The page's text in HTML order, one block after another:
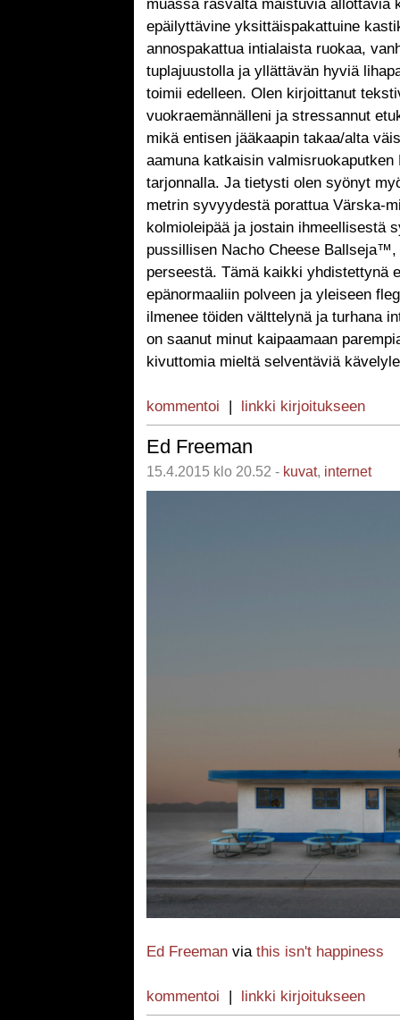
muassa rasvalta maistuvia ällöttäviä
epäilyttävine yksittäispakattuine
annospakattua intialaista ruokaa,
tuplajuustolla ja yllättävän hyviä
toimii edelleen. Olen kirjoittanut
vuokraemännälleni ja stressannut
mikä entisen jääkaapin takaa/alta
aamuna katkaisin
tarjonnalla. Ja tietysti olen syönyt
metrin syvyydestä porattua Värska-
kolmioleipää ja jostain ihmeellisestä
pussillisen Nacho Cheese
perseestä. Tämä kaikki yhdistettynä
epänormaaliin polveen ja yleiseen
ilmenee töiden välttelynä ja turhana
on saanut minut kaipaamaan
kivuttomia mieltä selventäviä
kommentoi | linkki kirjoitukseen
Ed Freeman
15.4.2015 klo 20.52 - kuvat, internet
Ed Freeman via this isn't happiness
kommentoi | linkki kirjoitukseen